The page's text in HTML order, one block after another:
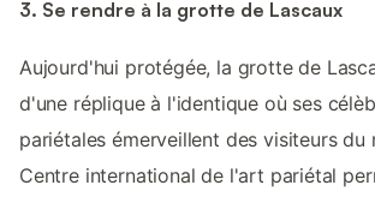
3. Se rendre à la grotte de Lascaux
Aujourd'hui protégée, la grotte de
d'une réplique à l'identique où ses
pariétales émerveillent des visiteurs du
Centre international de l'art pariétal